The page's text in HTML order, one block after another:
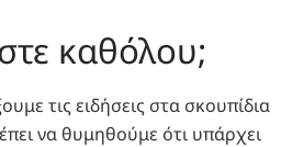
καθόλου;
τις ειδήσεις στα σκουπίδια
να θυμηθούμε ότι υπάρχει